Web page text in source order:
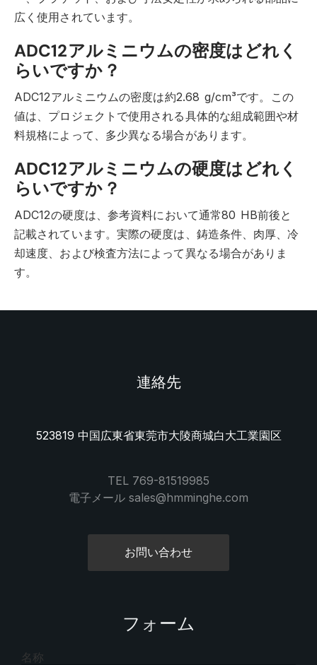
広く使用されています。
ADC12アルミニウムの密度はどれく
らいですか？
ADC12アルミニウムの密度は約2.68 g/cm³です。この
値は、プロジェクトで使用される具体的な組成範囲や材
料規格によって、多少異なる場合があります。
ADC12アルミニウムの硬度はどれく
らいですか？
ADC12の硬度は、参考資料において通常80 HB前後と
記載されています。実際の硬度は、鋳造条件、肉厚、冷
却速度、および検査方法によって異なる場合がありま
す。
連絡先
523819 中国広東省東莞市大陵商城白大工業園区
TEL 769-81519985
電子メール sales@hmminghe.com
お問い合わせ
フォーム
名称